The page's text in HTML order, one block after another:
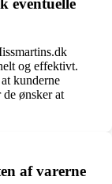
eventuelle
og effektivt.
kunderne
ønsker at
af varerne